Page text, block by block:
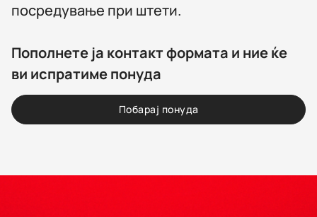
посредување при штети.
Пополнете ја контакт формата и ние ќе
ви испратиме понуда
Побарај понуда